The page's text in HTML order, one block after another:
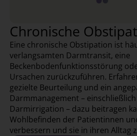
Chronische
Eine chronische Obstipation ist
verlangsamten Darmtransit, eine
Beckenbodenfunktionsstörung
Ursachen zurückzuführen.
gezielte Beurteilung und ein
Darmmanagement –
Darmirrigation – dazu beitragen
Wohlbefinden der Patientinnen
verbessern und sie in ihren Alltag